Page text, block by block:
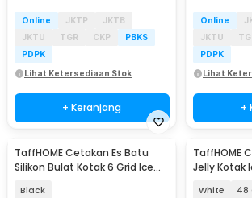
Online JKTP
JKTB
JKTU
TGR CKP
PBKS
PDPK
Lihat Ketersediaan Stok
+ Keranjang
Online
JKTU
PDPK
Lihat
+
TaffHOME Cetakan Es Batu
Silikon Bulat Kotak 6 Grid Ice
Black
TaffHOME
Jelly Kotak
White 48